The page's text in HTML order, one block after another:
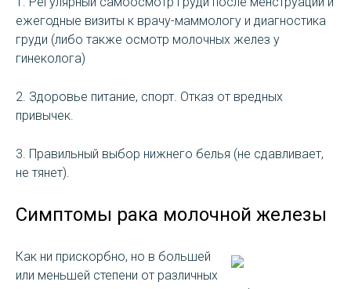
ежегодные визиты к врачу-маммологу и диагностика
груди (либо также осмотр молочных желез у
гинеколога)
2. Здоровье питание, спорт. Отказ от вредных
привычек.
3. Правильный выбор нижнего белья (не сдавливает,
не тянет).
Симптомы рака молочной железы
Как ни прискорбно, но в большей
или меньшей степени от различных